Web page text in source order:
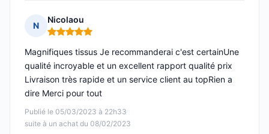
N
Nicolaou
Note : 5 sur 5
Publié le 05/03/2023 à 22h33
suite à un achat du 08/02/2023
Magnifiques tissus Je recommanderai c'est certainUne
qualité incroyable et un excellent rapport qualité prix
Livraison très rapide et un service client au topRien a
dire Merci pour tout